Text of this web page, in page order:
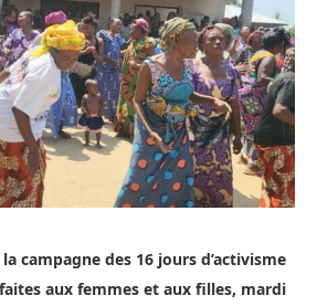
la campagne des 16 jours d’activisme
aux femmes et aux filles, mardi